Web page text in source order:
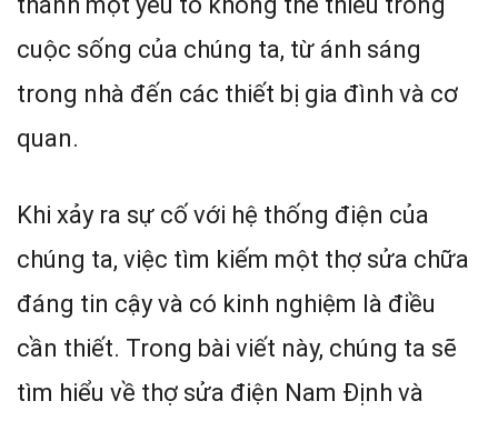
cuộc sống của chúng ta, từ ánh sáng
trong nhà đến các thiết bị gia đình và cơ
quan.
Khi xảy ra sự cố với hệ thống điện của
chúng ta, việc tìm kiếm một thợ sửa chữa
đáng tin cậy và có kinh nghiệm là điều
cần thiết. Trong bài viết này, chúng ta sẽ
tìm hiểu về thợ sửa điện Nam Định và